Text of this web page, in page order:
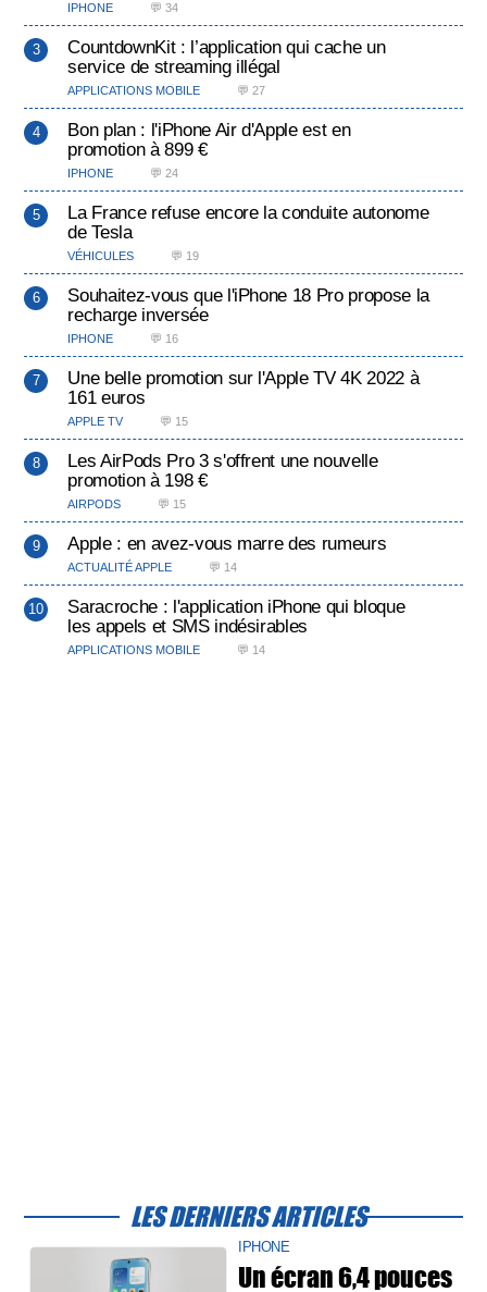
IPHONE 💬 34
CountdownKit : l’application qui cache un
service de streaming illégal
APPLICATIONS MOBILE 💬 27
Bon plan : l'iPhone Air d'Apple est en
promotion à 899 €
IPHONE 💬 24
La France refuse encore la conduite autonome
de Tesla
VÉHICULES 💬 19
Souhaitez-vous que l'iPhone 18 Pro propose la
recharge inversée
IPHONE 💬 16
Une belle promotion sur l'Apple TV 4K 2022 à
161 euros
APPLE TV 💬 15
Les AirPods Pro 3 s'offrent une nouvelle
promotion à 198 €
AIRPODS 💬 15
Apple : en avez-vous marre des rumeurs
ACTUALITÉ APPLE 💬 14
Saracroche : l'application iPhone qui bloque
les appels et SMS indésirables
APPLICATIONS MOBILE 💬 14
LES DERNIERS ARTICLES
IPHONE
Un écran 6,4 pouces